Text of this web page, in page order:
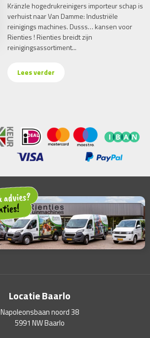
Kränzle hogedrukreinigers importeur schap is
verhuist naar Van Damme: Industriële
reinigings machines. Dusss… kansen voor
Rienties ! Rienties breidt zijn
reinigingsassortiment...
Lees verder
Locatie Baarlo
Napoleonsbaan noord 38
5991 NW Baarlo